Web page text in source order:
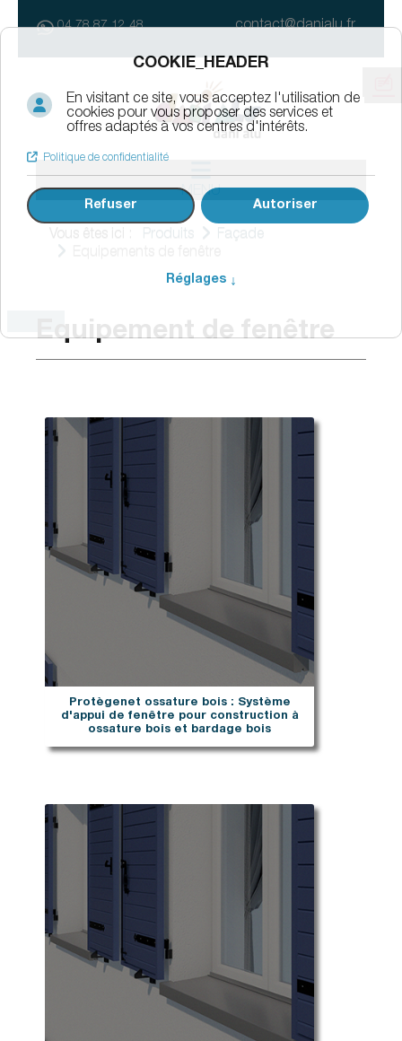
04 78 87 12 48 contact@danialu.fr
MENU
Vous êtes ici : Produits
Façade
Equipement de fenêtre
Protègenet ossature bois : Système
d'appui de fenêtre pour construction à
ossature bois et bardage bois